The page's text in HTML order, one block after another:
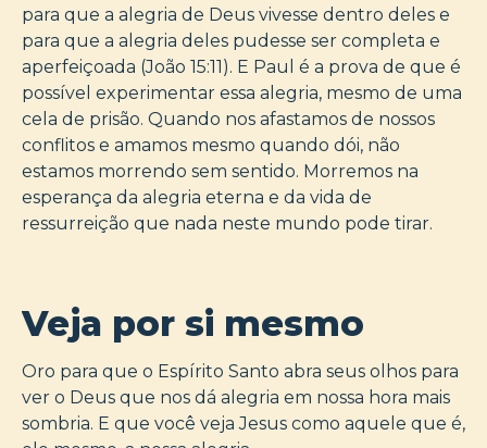
para que a alegria de Deus vivesse dentro deles e
para que a alegria deles pudesse ser completa e
aperfeiçoada (João 15:11). E Paul é a prova de que é
possível experimentar essa alegria, mesmo de uma
cela de prisão. Quando nos afastamos de nossos
conflitos e amamos mesmo quando dói, não
estamos morrendo sem sentido. Morremos na
esperança da alegria eterna e da vida de
ressurreição que nada neste mundo pode tirar.
Veja por si mesmo
Oro para que o Espírito Santo abra seus olhos para
ver o Deus que nos dá alegria em nossa hora mais
sombria. E que você veja Jesus como aquele que é,